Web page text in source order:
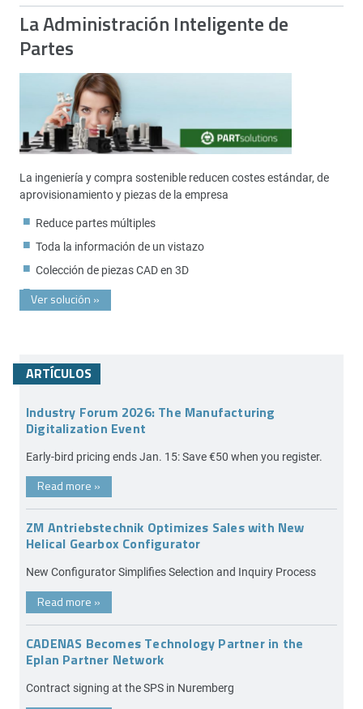
La Administración Inteligente de
Partes
La ingeniería y compra sostenible reducen costes estándar, de
aprovisionamiento y piezas de la empresa
Reduce partes múltiples
Toda la información de un vistazo
Colección de piezas CAD en 3D
Ver solución »
ARTÍCULOS
Industry Forum 2026: The Manufacturing
Digitalization Event
Early-bird pricing ends Jan. 15: Save €50 when you register.
Read more »
ZM Antriebstechnik Optimizes Sales with New
Helical Gearbox Configurator
New Configurator Simplifies Selection and Inquiry Process
Read more »
CADENAS Becomes Technology Partner in the
Eplan Partner Network
Contract signing at the SPS in Nuremberg